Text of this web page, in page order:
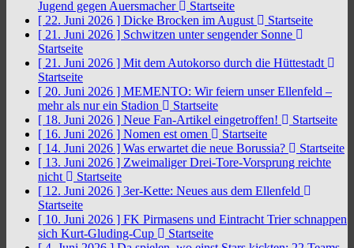
Jugend gegen Auersmacher
Startseite
[ 22. Juni 2026 ] Dicke Brocken im August
Startseite
[ 21. Juni 2026 ] Schwitzen unter sengender Sonne
Startseite
[ 21. Juni 2026 ] Mit dem Autokorso durch die Hüttestadt
Startseite
[ 20. Juni 2026 ] MEMENTO: Wir feiern unser Ellenfeld –
mehr als nur ein Stadion
Startseite
[ 18. Juni 2026 ] Neue Fan-Artikel eingetroffen!
Startseite
[ 16. Juni 2026 ] Nomen est omen
Startseite
[ 14. Juni 2026 ] Was erwartet die neue Borussia?
Startseite
[ 13. Juni 2026 ] Zweimaliger Drei-Tore-Vorsprung reichte
nicht
Startseite
[ 12. Juni 2026 ] 3er-Kette: Neues aus dem Ellenfeld
Startseite
[ 10. Juni 2026 ] FK Pirmasens und Eintracht Trier schnappen
sich Kurt-Gluding-Cup
Startseite